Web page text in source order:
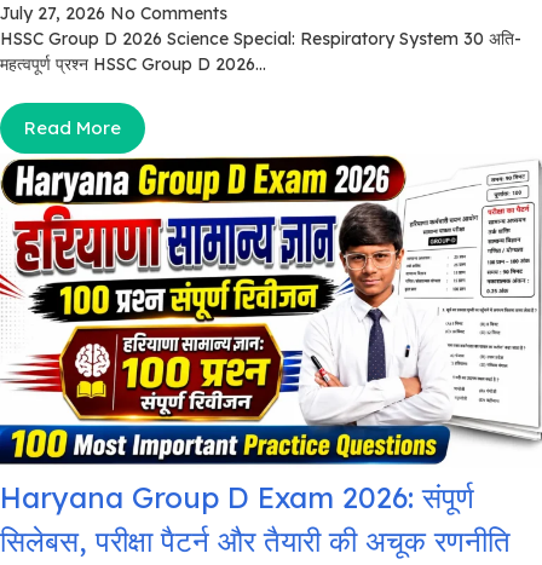
July 27, 2026 No Comments
HSSC Group D 2026 Science Special: Respiratory System 30 अति-
महत्वपूर्ण प्रश्न HSSC Group D 2026...
Read More
Haryana Group D Exam 2026: संपूर्ण
सिलेबस, परीक्षा पैटर्न और तैयारी की अचूक रणनीति